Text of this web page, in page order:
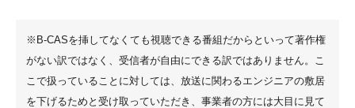
※B-CASを挿してなくても視聴できる番組だからといって著作権
がない訳ではなく、受信者が自由にできる訳ではありません。こ
こで扱っていることに対しては、放送に関わるエンジニアの敷居
を下げるためと受け取っていただき、事業者の方には大目に見て